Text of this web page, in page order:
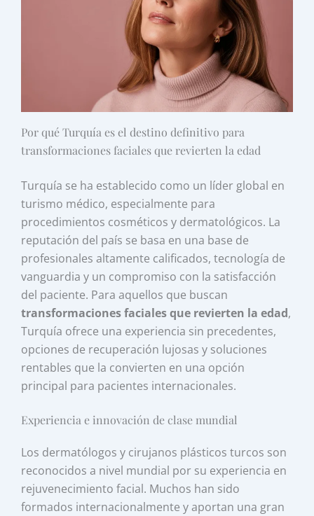
Por qué Turquía es el destino definitivo para
transformaciones faciales que revierten la edad
Turquía se ha establecido como un líder global en
turismo médico, especialmente para
procedimientos cosméticos y dermatológicos. La
reputación del país se basa en una base de
profesionales altamente calificados, tecnología de
vanguardia y un compromiso con la satisfacción
del paciente. Para aquellos que buscan
transformaciones faciales que revierten la edad,
Turquía ofrece una experiencia sin precedentes,
opciones de recuperación lujosas y soluciones
rentables que la convierten en una opción
principal para pacientes internacionales.
Experiencia e innovación de clase mundial
Los dermatólogos y cirujanos plásticos turcos son
reconocidos a nivel mundial por su experiencia en
rejuvenecimiento facial. Muchos han sido
formados internacionalmente y aportan una gran